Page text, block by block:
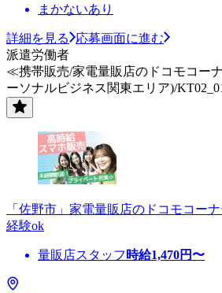
まかないあり
詳細を見る
応募画面に進む
派遣労働者
≪携帯販売/家電量販店のドコモコー
ーソナルビジネス関東エリア)/
「佐野市」家電量販店のドコモコー
経験ok
量販店スタッフ 時給1,470円〜